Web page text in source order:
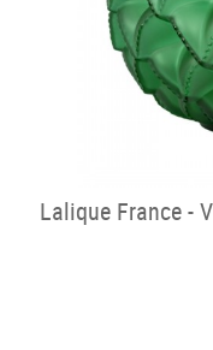
Lalique France -